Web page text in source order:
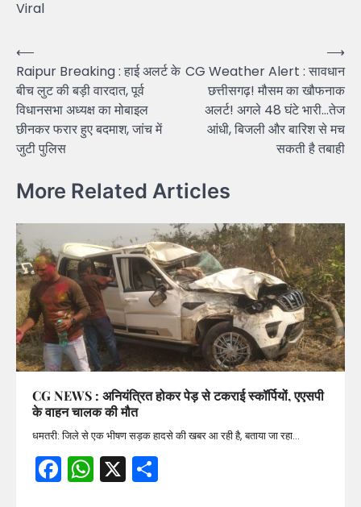
Viral
Post
navigation
⟵
Raipur Breaking : हाई अलर्ट के
बीच लुट की बड़ी वारदात, पूर्व
विधानसभा अध्यक्ष का मोबाइल
छीनकर फरार हुए बदमाश, जांच में
जुटी पुलिस
CG Weather Alert : सावधान
छत्तीसगढ़! मौसम का खौफनाक
अलर्ट! अगले 48 घंटे भारी…तेज
आंधी, बिजली और बारिश से मच
सकती है तबाही
⟶
More Related Articles
CG NEWS : अनियंत्रित होकर पेड़ से टकराई स्कॉर्पियों, एएसपी
के वाहन चालक की मौत
धमतरी: जिले से एक भीषण सड़क हादसे की खबर आ रही है, बताया जा रहा…
Facebook
WhatsApp
X